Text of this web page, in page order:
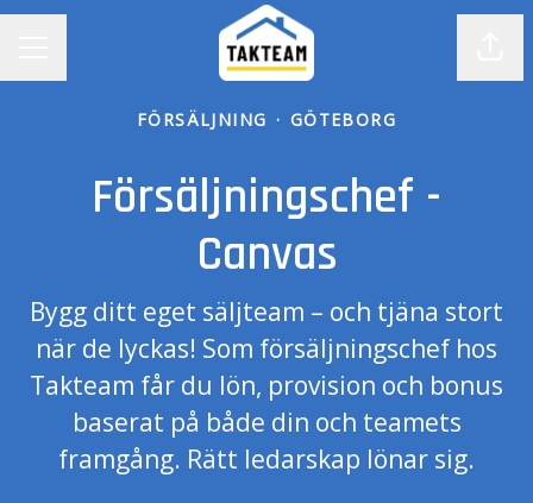
FÖRSÄLJNING · GÖTEBORG
Försäljningschef -
Canvas
Bygg ditt eget säljteam – och tjäna stort
när de lyckas! Som försäljningschef hos
Takteam får du lön, provision och bonus
baserat på både din och teamets
framgång. Rätt ledarskap lönar sig.